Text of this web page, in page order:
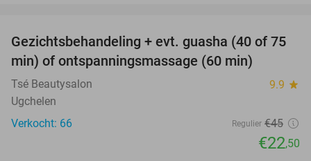
50%
OUT
Gezichtsbehandeling + evt. guasha (40 of 75
min) of ontspanningsmassage (60 min)
Tsé Beautysalon 9.9 star
Ugchelen
Verkocht: 66
Regulier €45
€22,50